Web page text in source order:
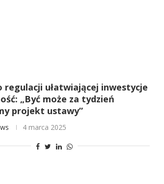
regulacji ułatwiającej inwestycje
„Być może za tydzień
projekt ustawy”
4 marca 2025